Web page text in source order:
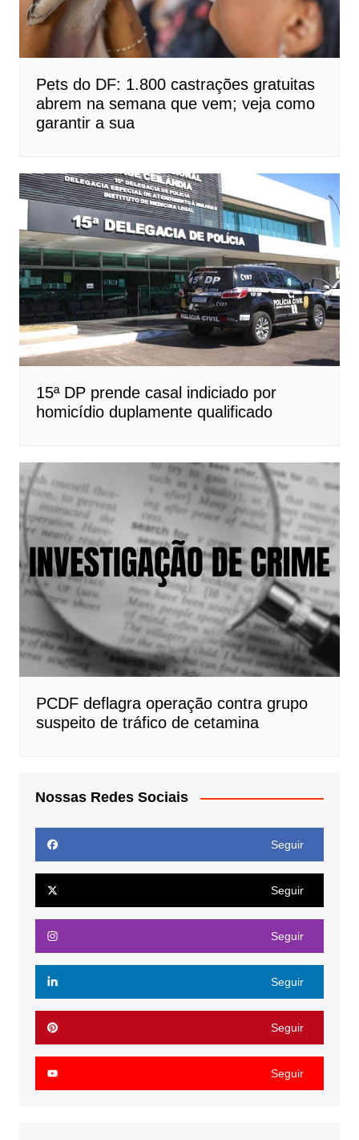
Pets do DF: 1.800 castrações gratuitas
abrem na semana que vem; veja como
garantir a sua
15ª DP prende casal indiciado por
homicídio duplamente qualificado
PCDF deflagra operação contra grupo
suspeito de tráfico de cetamina
Nossas Redes Sociais
Seguir
Seguir
Seguir
Seguir
Seguir
Seguir